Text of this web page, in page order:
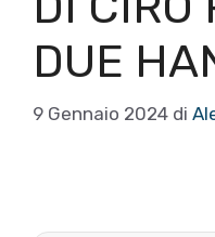
DUE
9 Gennaio 2024 di